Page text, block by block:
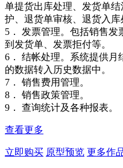
单提货出库处理、发货单
护、退货单审核、退货入库
5． 发票管理。包括销售
到发货单、发票拒付等。
6． 结帐处理。系统提供月
的数据转入历史数据中。
7． 销售费用管理。
8． 销售政策管理。
9． 查询统计及各种报表。
查看更多
立即购买 原型预览 更多作